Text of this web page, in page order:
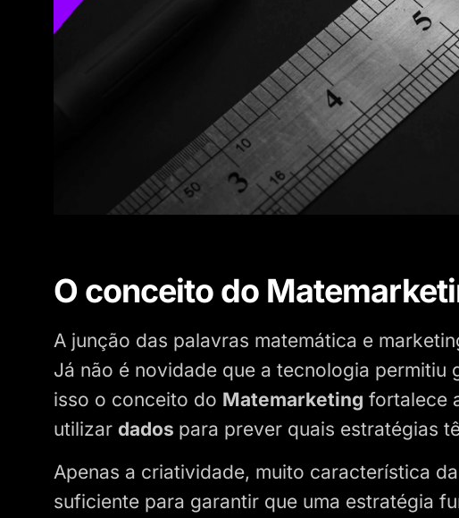
O conceito do
A junção das palavras matemática e
Já não é novidade que a tecnologia permitiu
isso o conceito do Matemarketing fortalece
utilizar dados para prever quais estratégias
Apenas a criatividade, muito característica
suficiente para garantir que uma estratégia